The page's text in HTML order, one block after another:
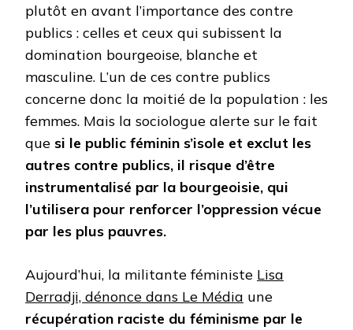
plutôt en avant l’importance des contre
publics : celles et ceux qui subissent la
domination bourgeoise, blanche et
masculine. L’un de ces contre publics
concerne donc la moitié de la population : les
femmes. Mais la sociologue alerte sur le fait
que si le public féminin s’isole et exclut les
autres contre publics, il risque d’être
instrumentalisé par la bourgeoisie, qui
l’utilisera pour renforcer l’oppression vécue
par les plus pauvres.
Aujourd’hui, la militante féministe Lisa
Derradji, dénonce dans Le Média une
récupération raciste du féminisme par le